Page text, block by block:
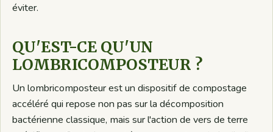
éviter.
QU'EST-CE QU'UN
LOMBRICOMPOSTEUR ?
Un lombricomposteur est un dispositif de compostage
accéléré qui repose non pas sur la décomposition
bactérienne classique, mais sur l'action de vers de terre